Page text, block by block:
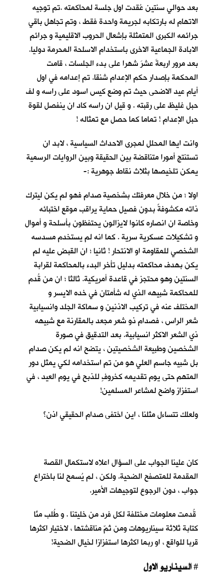
بعد حوالي سنتين عُقدت اول جلسة لمحاكمته .تم توجيه
الاتهام له بارتكابه لجريمة واحدة فقط ، وتم تجاهل باقي
جرائمه الكبرى المتمثلة بإشعال الحروب الاقليمية و جرائم
الابادة الجماعية الاخرى باستخدام الاسلحة المحرمة دوليا.
بعد مرور اربعةَ عشرَ شهرا على بدء الجلسات ، قامت
المحكمة بإصدار حكم الإعدام شنقا. تم إعدامه في اول
أيام عيد الاضحى حيث تم وضع كيس اسود على راسه و لف
حبل غليظ على رقبته . و قيل ان راسه كاد ان ينفصل لقوة
حبل الإعدام ! تماما كما حصل مع تمثاله !
وانت ايها المحلل لمجرى الاحداث السياسية ، لابد ان
تستنتج أمورا متناقضة بين الحقيقة وبين الروايات الرسمية
يمكن تلخيصها بثلاث نقاط جوهرية :-
اولا ؛ من خلال معرفتك بشخصية صدام فهو لم يكن ليترك
ذاته مكشوفةً بدون فصيل حماية يراقب موقع اختبائه
وخاصة ان انصاره كانوا لايزالون يحتفظون بأسلحة و أموال
و تشكيلات عسكرية سرية . كما انه لم يستخدم مسدسه
الشخصي للمقاومة او الانتحار ! ثانيا ؛ ان القبض عليه لم
يكن بهدف محاكمته بدليل تأخر البدء بالمحاكمة لقرابة
السنتين وهو محتجز في قاعدة أمريكية. ثالثا ؛ ان من قُدم
للمحاكمة شبيهه الذي له شأمتان في خده الايسر و
المختلف عنه في تركيب الاذنين و سماكة الجلد وانسيابية
شعر الراس ، فصدام ذو شعر مجعد بالمقارنة مع شبيهه
ذي الشعر الاكثر انسيابية. بعد التدقيق في صورة
الشخصين وطبيعة الشخصيتين ، يتضح انه لم يكن صدام
بل شبيه جاسم العلي هو من تم استخدامه لكي يمثل دور
المتهم حتى يوم تقديمه كخروفٍ للذبح في يوم العيد ، في
استفزاز واضح لمشاعر المسلمين!
ولعلك تتساءل مثلنا ، اين اختفى صدام الحقيقي اذن؟
كان علينا الجواب على السؤال اعلاه لاستكمال القصة
المقدمة للمتصفح الضحية. ولكن ، لم يُسمح لنا باختراع
جواب ، دون الرجوع لتوجيهات الأمير.
قُدمت معلومات مختلفة لكل فرد من خليتنا . و طُلب منَّا
كتابة ثلاثة سيناريوهات ومن ثمّ مناقشتها ، لاختيار اكثرها
قربا للواقع ، او ربما اكثرها استفزازا لخيال الضحية!
#